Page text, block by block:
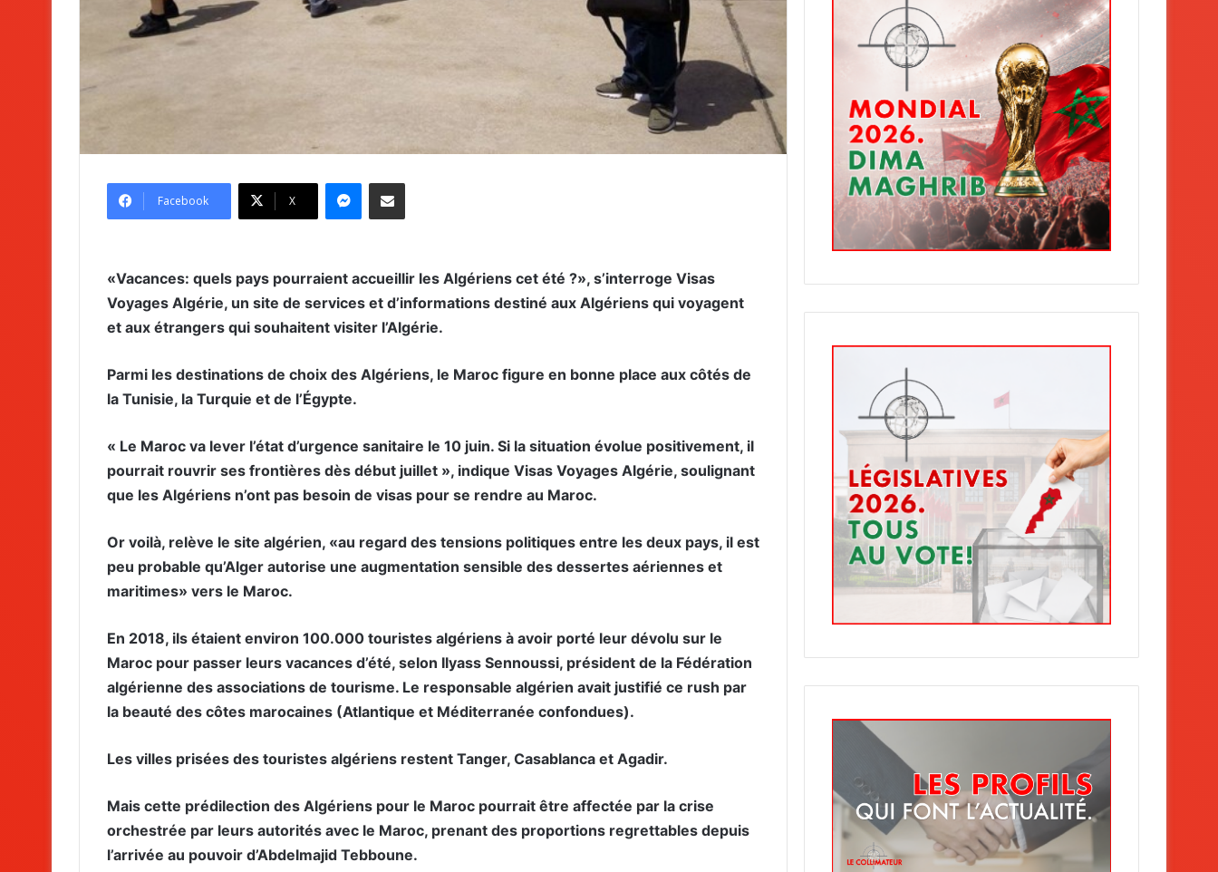
Facebook X
«Vacances: quels pays pourraient accueillir les Algériens cet été ?», s’interroge Visas
Voyages Algérie, un site de services et d’informations destiné aux Algériens qui voyagent
et aux étrangers qui souhaitent visiter l’Algérie.
Parmi les destinations de choix des Algériens, le Maroc figure en bonne place aux côtés de
la Tunisie, la Turquie et de l’Égypte.
« Le Maroc va lever l’état d’urgence sanitaire le 10 juin. Si la situation évolue positivement, il
pourrait rouvrir ses frontières dès début juillet », indique Visas Voyages Algérie, soulignant
que les Algériens n’ont pas besoin de visas pour se rendre au Maroc.
Or voilà, relève le site algérien, «au regard des tensions politiques entre les deux pays, il est
peu probable qu’Alger autorise une augmentation sensible des dessertes aériennes et
maritimes» vers le Maroc.
En 2018, ils étaient environ 100.000 touristes algériens à avoir porté leur dévolu sur le
Maroc pour passer leurs vacances d’été, selon Ilyass Sennoussi, président de la Fédération
algérienne des associations de tourisme. Le responsable algérien avait justifié ce rush par
la beauté des côtes marocaines (Atlantique et Méditerranée confondues).
Les villes prisées des touristes algériens restent Tanger, Casablanca et Agadir.
Mais cette prédilection des Algériens pour le Maroc pourrait être affectée par la crise
orchestrée par leurs autorités avec le Maroc, prenant des proportions regrettables depuis
l’arrivée au pouvoir d’Abdelmajid Tebboune.